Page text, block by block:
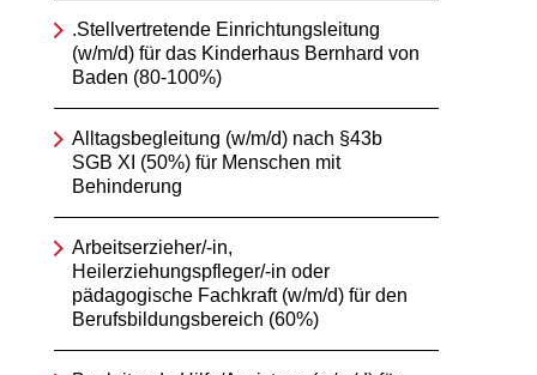
.Stellvertretende Einrichtungsleitung
(w/m/d) für das Kinderhaus Bernhard von
Baden (80-100%)
Alltagsbegleitung (w/m/d) nach §43b
SGB XI (50%) für Menschen mit
Behinderung
Arbeitserzieher/-in,
Heilerziehungspfleger/-in oder
pädagogische Fachkraft (w/m/d) für den
Berufsbildungsbereich (60%)